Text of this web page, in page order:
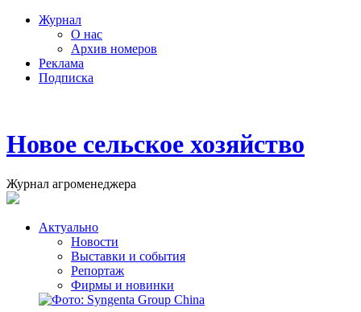
Журнал
О нас
Архив номеров
Реклама
Подписка
Новое сельское хозяйство
Журнал агроменеджера
Актуально
Новости
Выставки и события
Репортаж
Фирмы и новинки